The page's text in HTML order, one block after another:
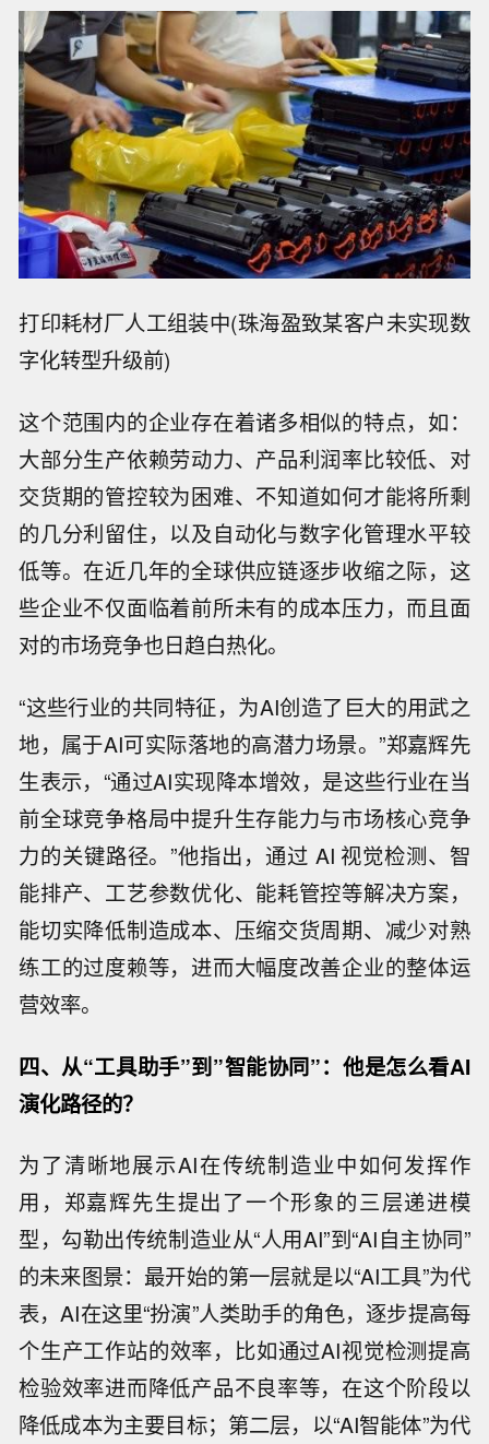
打印耗材厂人工组装中(珠海盈致某客户未实现数
字化转型升级前)
这个范围内的企业存在着诸多相似的特点，如：
大部分生产依赖劳动力、产品利润率比较低、对
交货期的管控较为困难、不知道如何才能将所剩
的几分利留住，以及自动化与数字化管理水平较
低等。在近几年的全球供应链逐步收缩之际，这
些企业不仅面临着前所未有的成本压力，而且面
对的市场竞争也日趋白热化。
“这些行业的共同特征，为AI创造了巨大的用武之
地，属于AI可实际落地的高潜力场景。”郑嘉辉先
生表示，“通过AI实现降本增效，是这些行业在当
前全球竞争格局中提升生存能力与市场核心竞争
力的关键路径。”他指出，通过 AI 视觉检测、智
能排产、工艺参数优化、能耗管控等解决方案，
能切实降低制造成本、压缩交货周期、减少对熟
练工的过度赖等，进而大幅度改善企业的整体运
营效率。
四、从“工具助手”到”智能协同”：他是怎么看AI
演化路径的？
为了清晰地展示AI在传统制造业中如何发挥作
用，郑嘉辉先生提出了一个形象的三层递进模
型，勾勒出传统制造业从“人用AI”到“AI自主协同”
的未来图景：最开始的第一层就是以“AI工具”为代
表，AI在这里“扮演”人类助手的角色，逐步提高每
个生产工作站的效率，比如通过AI视觉检测提高
检验效率进而降低产品不良率等，在这个阶段以
降低成本为主要目标；第二层，以“AI智能体”为代